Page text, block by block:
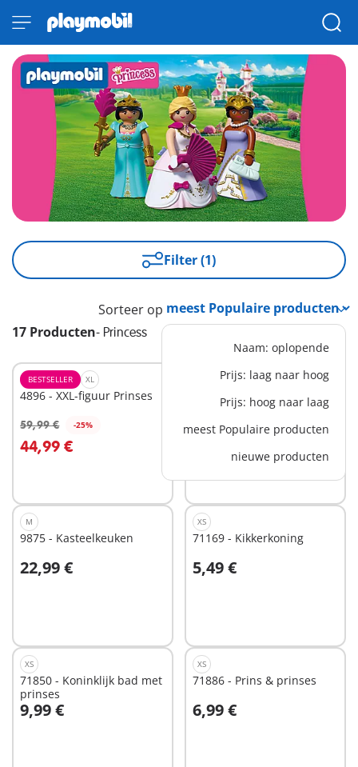
Filter (1)
17 Producten- Princess
Sorteer op
Naam: oplopende
Prijs: laag naar hoog
Prijs: hoog naar laag
meest Populaire producten
nieuwe producten
BESTSELLER XL
4896 - XXL-figuur Prinses
59,99 € -25%
44,99 €
In winkelwagen
EXCLUSIEF XS
70650 - Sleutelhanger
prinses
4,99 €
In winkelwagen
M
9875 - Kasteelkeuken
22,99 €
XS
71169 - Kikkerkoning
5,49 €
XS
71850 - Koninklijk bad met
prinses
9,99 €
In winkelwagen
XS
71886 - Prins & prinses
6,99 €
In winkelwagen